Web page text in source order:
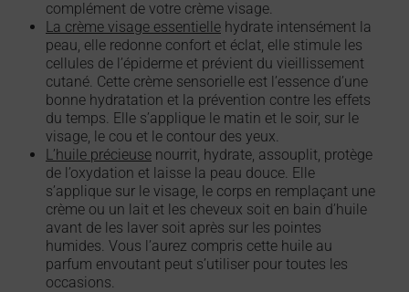
complément de votre crème visage.
La crème visage essentielle hydrate intensément la
peau, elle redonne confort et éclat, elle stimule les
cellules de l’épiderme et prévient du vieillissement
cutané. Cette crème sensorielle est l’essence d’une
bonne hydratation et la prévention contre les effets
du temps. Elle s’applique le matin et le soir, sur le
visage, le cou et le contour des yeux.
L’huile précieuse nourrit, hydrate, assouplit, protège
de l’oxydation et laisse la peau douce. Elle
s’applique sur le visage, le corps en remplaçant une
crème ou un lait et les cheveux soit en bain d’huile
avant de les laver soit après sur les pointes
humides. Vous l’aurez compris cette huile au
parfum envoutant peut s’utiliser pour toutes les
occasions.